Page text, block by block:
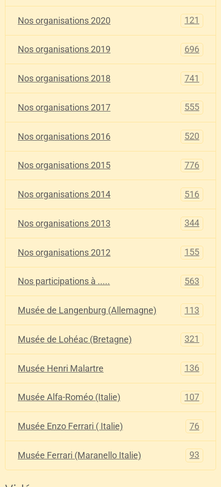
Nos organisations 2020 121
Nos organisations 2019 696
Nos organisations 2018 741
Nos organisations 2017 555
Nos organisations 2016 520
Nos organisations 2015 776
Nos organisations 2014 516
Nos organisations 2013 344
Nos organisations 2012 155
Nos participations à ..... 563
Musée de Langenburg (Allemagne) 113
Musée de Lohéac (Bretagne) 321
Musée Henri Malartre 136
Musée Alfa-Roméo (Italie) 107
Musée Enzo Ferrari ( Italie) 76
Musée Ferrari (Maranello Italie) 93